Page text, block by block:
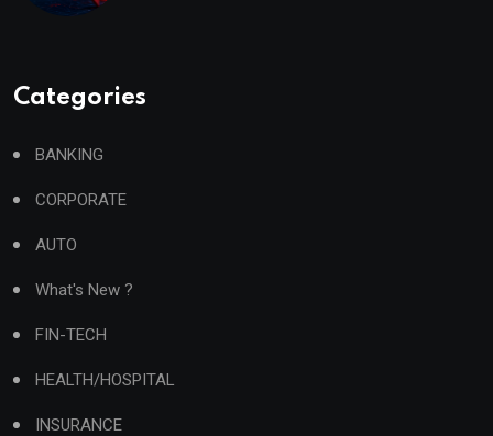
Categories
BANKING
CORPORATE
AUTO
What's New ?
FIN-TECH
HEALTH/HOSPITAL
INSURANCE